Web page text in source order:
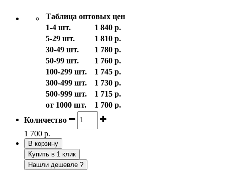
Таблица оптовых цен
1-4 шт.
1 840 р.
5-29 шт.
1 810 р.
30-49 шт.
1 780 р.
50-99 шт.
1 760 р.
100-299 шт.
1 745 р.
300-499 шт.
1 730 р.
500-999 шт.
1 715 р.
от 1000 шт.
1 700 р.
Количество
1 700 р.
В корзину
Купить в 1 клик
Нашли дешевле ?